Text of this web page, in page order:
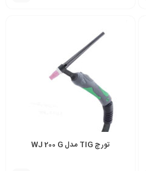
تورچ TIG مدل WJ 200 G